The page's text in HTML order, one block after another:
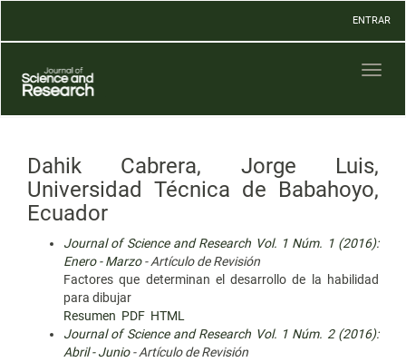
Contenido
Barra
lateral
ENTRAR
Dahik Cabrera, Jorge Luis,
Universidad Técnica de Babahoyo,
Ecuador
Journal of Science and Research Vol. 1 Núm. 1 (2016):
Enero - Marzo- Artículo de Revisión
Factores que determinan el desarrollo de la habilidad
para dibujar
Resumen PDF HTML
Journal of Science and Research Vol. 1 Núm. 2 (2016):
Abril - Junio- Artículo de Revisión